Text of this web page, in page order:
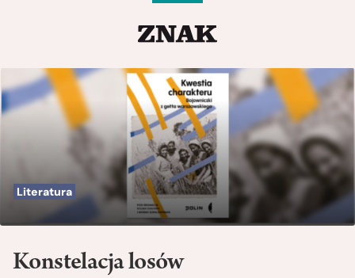
Literatura
Konstelacja losów